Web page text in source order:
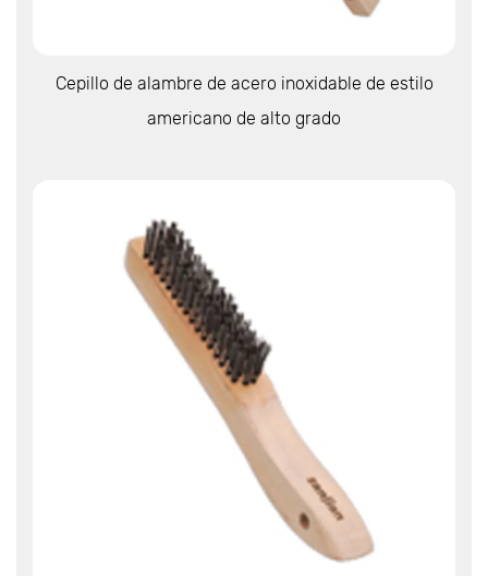
Ver más
Cepillo de alambre de acero inoxidable de estilo
americano de alto grado